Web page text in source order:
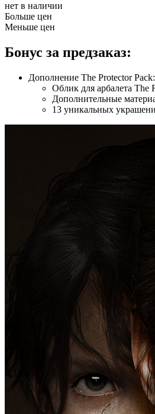
нет в наличии
Больше цен
Меньше цен
Бонус за предзаказ:
Дополнение The Protector Pack:
Облик для арбалета The
Дополнительные
13 уникальных